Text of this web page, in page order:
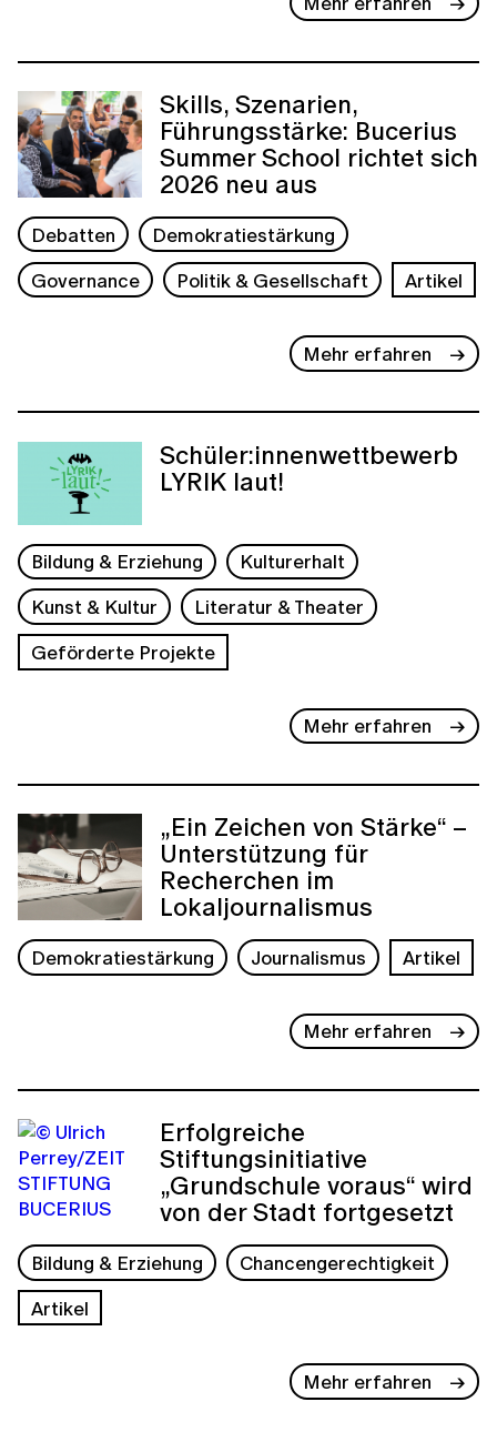
Skills, Szenarien,
Führungsstärke: Bucerius
Summer School richtet sich
2026 neu aus
Debatten
Demokratiestärkung
Governance
Politik & Gesellschaft Artikel
Mehr erfahren
Schüler:innenwettbewerb
LYRIK laut!
Bildung & Erziehung
Kulturerhalt
Kunst & Kultur
Literatur & Theater
Geförderte Projekte
Mehr erfahren
„Ein Zeichen von Stärke“ –
Unterstützung für
Recherchen im
Lokaljournalismus
Demokratiestärkung Journalismus Artikel
Mehr erfahren
Erfolgreiche
Stiftungsinitiative
„Grundschule voraus“ wird
von der Stadt fortgesetzt
Bildung & Erziehung
Chancengerechtigkeit
Artikel
Mehr erfahren